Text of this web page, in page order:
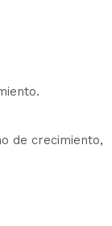
de crecimiento,